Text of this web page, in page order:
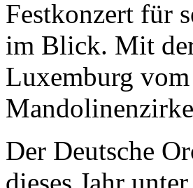
Festkonzert für
im Blick. Mit
Luxemburg
Der Deutsche